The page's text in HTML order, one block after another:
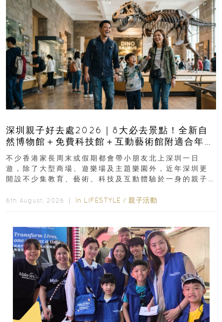
深圳親子好去處2026｜8大必去景點！全新自
然博物館＋免費科技館＋互動藝術館附適合年
齡、交通、門票、開放時間
不少香港家長周末或假期都會帶小朋友北上深圳一日
遊，除了大型商場、遊樂場及主題樂園外，近年深圳更
開設不少集教育、藝術、科技及互動體驗於一身的親子
6th August, 2026 ｜ In LIFESTYLE / 親子活動